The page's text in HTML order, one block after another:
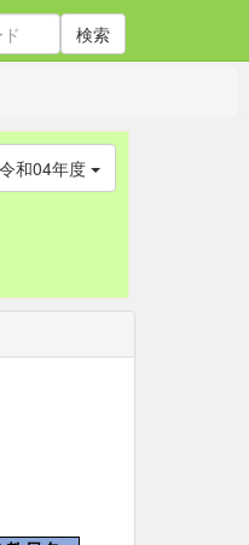
検索
令和04年度